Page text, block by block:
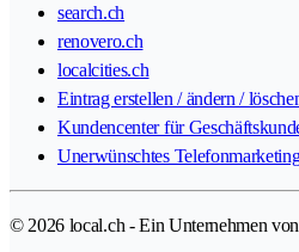
search.ch
renovero.ch
localcities.ch
Eintrag erstellen / ändern /
Kundencenter für
Unerwünschtes
© 2026 local.ch - Ein Unternehmen von